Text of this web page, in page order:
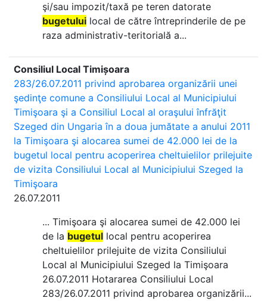
şi/sau impozit/taxă pe teren datorate
bugetului local de către întreprinderile de pe
raza administrativ-teritorială a...
Consiliul Local Timișoara
283/26.07.2011 privind aprobarea organizării unei
şedinţe comune a Consiliului Local al Municipiului
Timişoara şi a Consiliul Local al oraşului înfrăţit
Szeged din Ungaria în a doua jumătate a anului 2011
la Timişoara şi alocarea sumei de 42.000 lei de la
bugetul local pentru acoperirea cheltuielilor prilejuite
de vizita Consiliului Local al Municipiului Szeged la
Timişoara
26.07.2011
... Timişoara şi alocarea sumei de 42.000 lei
de la bugetul local pentru acoperirea
cheltuielilor prilejuite de vizita Consiliului
Local al Municipiului Szeged la Timişoara
26.07.2011 Hotararea Consiliului Local
283/26.07.2011 privind aprobarea organizării...